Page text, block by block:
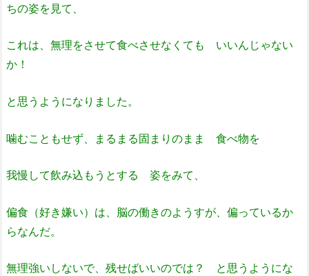
ちの姿を見て、
これは、無理をさせて食べさせなくても いいんじゃない
か！
と思うようになりました。
噛むこともせず、まるまる固まりのまま 食べ物を
我慢して飲み込もうとする 姿をみて、
偏食（好き嫌い）は、 脳の働きのようすが、偏っているか
らなんだ。
無理強いしないで、残せばいいのでは？ と思うようにな